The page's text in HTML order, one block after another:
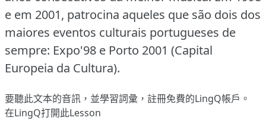
e em 2001, patrocina aqueles que são dois dos
maiores eventos culturais portugueses de
sempre: Expo'98 e Porto 2001 (Capital
Europeia da Cultura).
要聽此文本的音訊，並學習詞彙， 註冊免費的LingQ帳戶。
在LingQ打開此Lesson